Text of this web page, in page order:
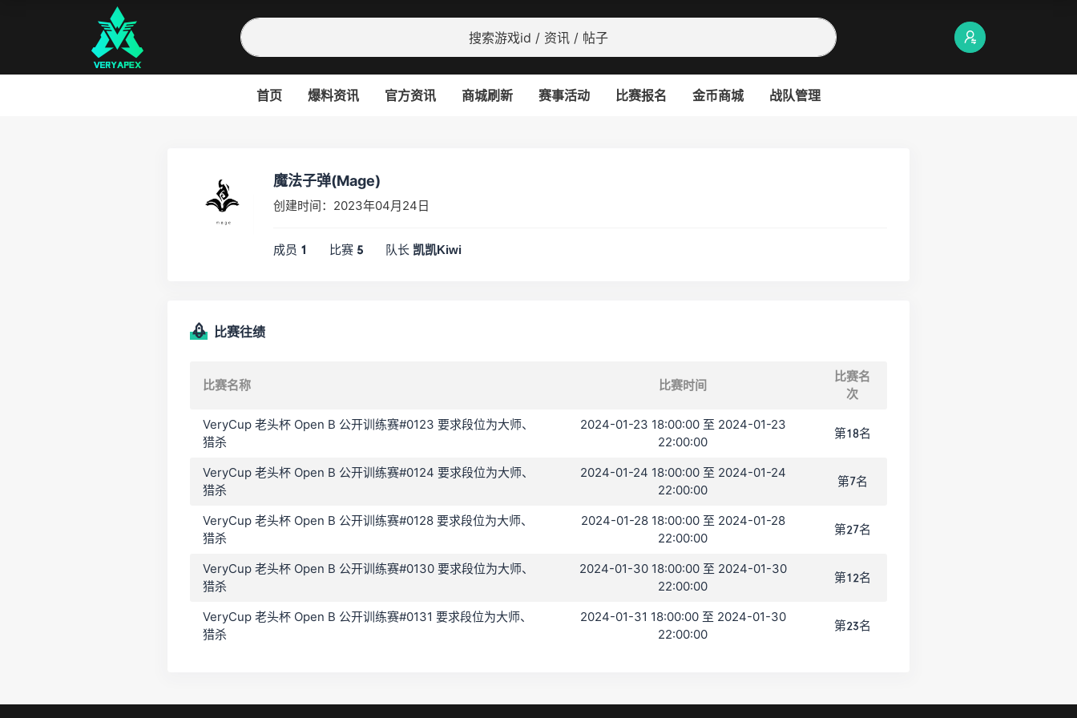
首页 爆料资讯 官方资讯 商城刷新 赛事活动 比赛报名 金币商城 战队管理
魔法子弹(Mage)
创建时间：2023年04月24日
成员 1 比赛 5 队长 凯凯Kiwi
比赛往绩
比赛名称 比赛时间
比赛名
次
VeryCup 老头杯 Open B 公开训练赛#0123 要求段位为大师、
猎杀
2024-01-23 18:00:00 至 2024-01-23
22:00:00
第18名
VeryCup 老头杯 Open B 公开训练赛#0124 要求段位为大师、
猎杀
2024-01-24 18:00:00 至 2024-01-24
22:00:00
第7名
VeryCup 老头杯 Open B 公开训练赛#0128 要求段位为大师、
猎杀
2024-01-28 18:00:00 至 2024-01-28
22:00:00
第27名
VeryCup 老头杯 Open B 公开训练赛#0130 要求段位为大师、
猎杀
2024-01-30 18:00:00 至 2024-01-30
22:00:00
第12名
VeryCup 老头杯 Open B 公开训练赛#0131 要求段位为大师、
猎杀
2024-01-31 18:00:00 至 2024-01-30
22:00:00
第23名